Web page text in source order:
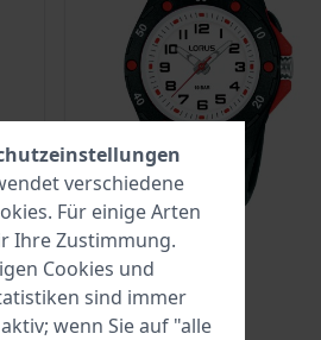
verschiedene
. Für einige Arten
Ihre Zustimmung.
Cookies und
sind immer
wenn Sie auf "alle